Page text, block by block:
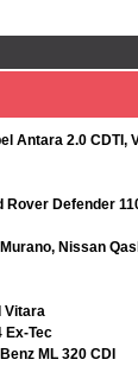
Antara 2.0 CDTI,
Rover Defender
Nissan
Vitara
Ex-Tec
ML 320 CDI